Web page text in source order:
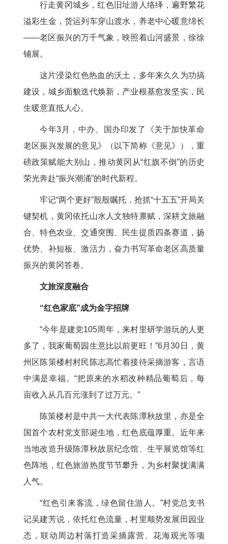
行走黄冈城乡，红色旧址游人络绎，遍野繁花
溢彩生金，货运列车穿山渡水，养老中心暖意绵长
——老区振兴的万千气象，映照着山河盛景，徐徐
铺展。
这片浸染红色热血的沃土，多年来久久为功搞
建设，城乡面貌迭代焕新，产业根基愈发坚实，民
生暖意直抵人心。
今年3月，中办、国办印发了《关于加快革命
老区振兴发展的意见》（以下简称《意见》），重
磅政策赋能大别山，推动黄冈从“红旗不倒”的历史
荣光奔赴“振兴潮涌”的时代新程。
牢记“两个更好”殷殷嘱托，抢抓“十五五”开局关
键契机，黄冈依托山水人文独特禀赋，深耕文旅融
合、特色农业、交通突围、民生提质四条赛道，扬
优势、补短板、激活力，奋力书写革命老区高质量
振兴的黄冈答卷。
文旅深度融合
“红色家底”成为金字招牌
“今年是建党105周年，来村里研学游玩的人更
多了，我家葡萄园生意比以前更旺！”6月30日，黄
州区陈策楼村村民陈志高忙着接待采摘游客，言语
中满是幸福。“把原来的水稻改种精品葡萄后，每
亩收入从几百元涨到了过万元。”
陈策楼村是中共一大代表陈潭秋故里，亦是全
国首个农村党支部诞生地，红色底蕴厚重。近年来
当地改造升级陈潭秋故居纪念馆、生平展览馆等红
色阵地，红色旅游热度节节攀升，为乡村聚拢满满
人气。
“红色引来客流，绿色留住游人。”村党总支书
记吴建芳说，依托红色流量，村里顺势发展田园业
态，联动周边村落打造采摘露营、花海观光等项